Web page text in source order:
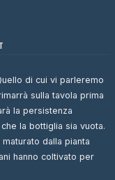
di cui vi parleremo
sulla tavola prima
la persistenza
la bottiglia sia vuota.
dalla pianta
hanno coltivato per